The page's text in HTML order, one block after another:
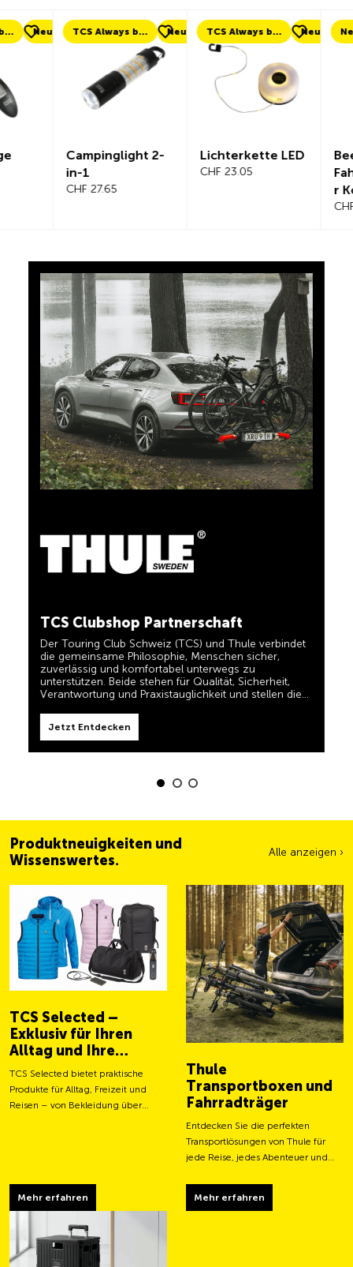
TCS Always by my side Neu
Campinglight 2-
CHF 27.65
TCS Always by my side Neu
Lichterkette LED
CHF 23.05
Neu
Beeline
r
CHF 101.65
die gemeinsame Philosophie, Menschen sicher,
zuverlässig und komfortabel unterwegs zu
Verantwortung und Praxistauglichkeit und stellen die
Bedürfnisse von Reisenden und aktiven Familien in den
Mittelpunkt.
Jetzt Entdecken
5% Cashback
Mastercard® und Sie erhalten automatisch 5% als
Cashback zurück erstattet. Die TCS Member
Mastercard ist TCS Mitglieds-, Bezahl- und Sparkarte
in einem und für TCS-Mitglieder dauerhaft kostenlos.
Produkte erfüllen und Ihnen zuverlässige, nützliche
Helfer sein, wenn Sie unterwegs sind. Sie erkennen
my side'.
Jetzt Entdecken
Produktneuigkeiten und
Wissenswertes.
Alle anzeigen ›
TCS Selected –
Exklusiv für Ihren
Alltag und Ihre
Abenteuer
TCS Selected bietet praktische
Produkte für Alltag, Freizeit und
Reisen – von Bekleidung über
Mehr erfahren
Thule
Transportboxen und
Fahrradträger
Entdecken Sie die perfekten
Transportlösungen von Thule für
jede Reise, jedes Abenteuer und
Mehr erfahren